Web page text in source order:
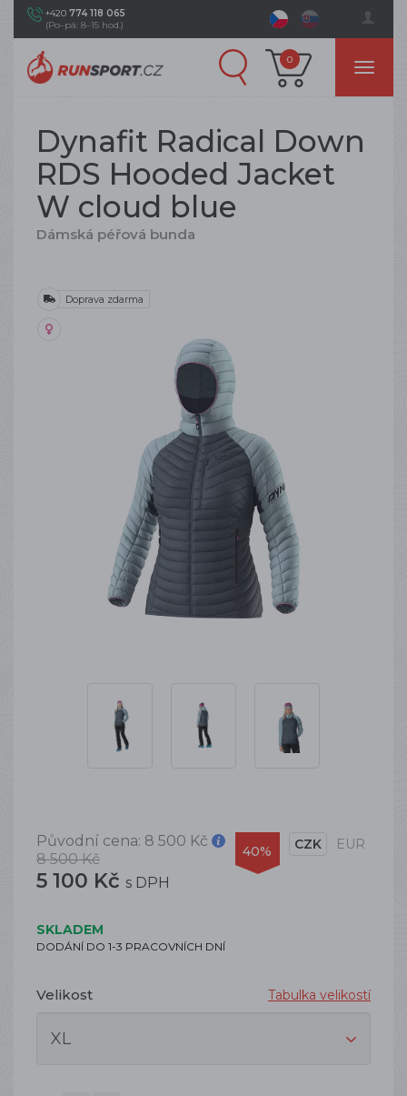
+420 774 118 065
(Po–pá: 8–15 hod.)
0
Dynafit Radical Down
RDS Hooded Jacket
W cloud blue
Dámská péřová bunda
Doprava zdarma
Původní cena: 8 500 Kč
8 500 Kč
5 100 Kč s DPH
40% CZK EUR
SKLADEM
DODÁNÍ DO 1-3 PRACOVNÍCH DNÍ
Velikost Tabulka velikostí